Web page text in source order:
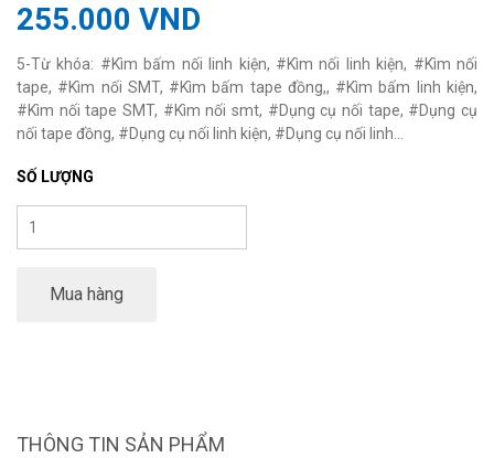
255.000 VND
5-Từ khóa: #Kìm bấm nối linh kiện, #Kìm nối linh kiện, #Kìm nối
tape, #Kìm nối SMT, #Kìm bấm tape đồng,, #Kìm bấm linh kiện,
#Kìm nối tape SMT, #Kìm nối smt, #Dụng cụ nối tape, #Dụng cụ
nối tape đồng, #Dụng cụ nối linh kiện, #Dụng cụ nối linh...
SỐ LƯỢNG
Mua hàng
THÔNG TIN SẢN PHẨM